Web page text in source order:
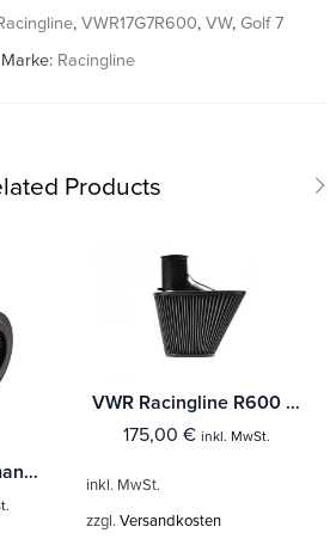
, VWR17G7R600, VW, Golf 7
Marke: Racingline
Products
Pipercross Performance Luftfilter - PX1999DRY
VWR Racingline R600 Ersatzfilter (Baumwolle)
175,00 € inkl. MwSt.
inkl. MwSt.
zzgl. Versandkosten